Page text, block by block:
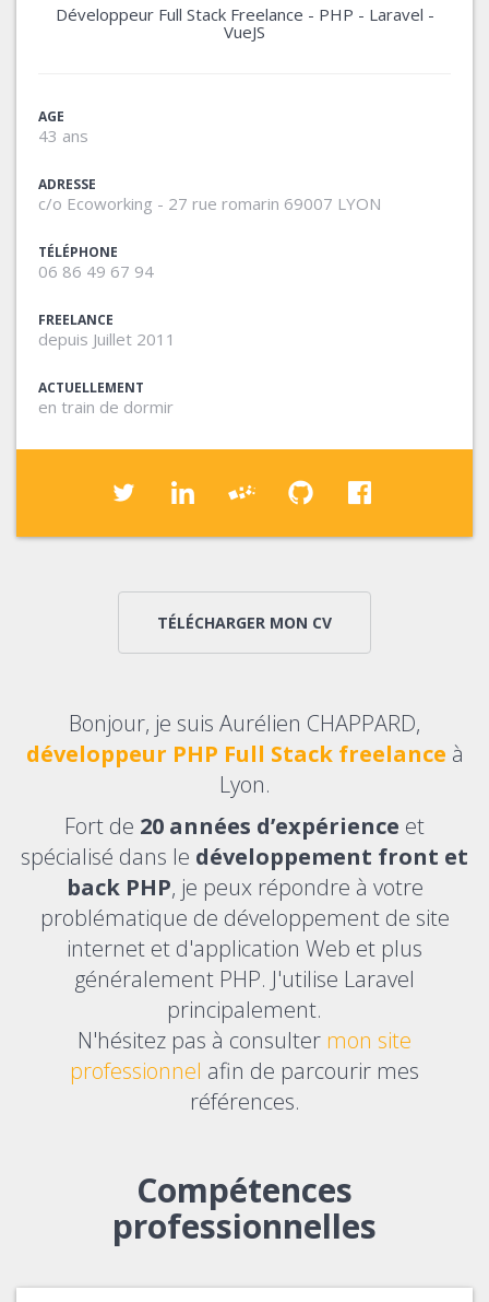
Développeur Full Stack Freelance - PHP - Laravel -
VueJS
AGE
43 ans
ADRESSE
c/o Ecoworking - 27 rue romarin 69007 LYON
TÉLÉPHONE
06 86 49 67 94
FREELANCE
depuis Juillet 2011
ACTUELLEMENT
en train de dormir
Mon
Twitter
@achappard
Mon
LinkedIn:
Mon
professionnel
Deefuse
Mon
Github
@achappard
Mon
TÉLÉCHARGER MON CV
Bonjour, je suis Aurélien CHAPPARD,
développeur PHP Full Stack freelance à
Lyon.
Fort de 20 années d’expérience et
spécialisé dans le développement front et
back PHP, je peux répondre à votre
problématique de développement de site
internet et d'application Web et plus
généralement PHP. J'utilise Laravel
principalement.
N'hésitez pas à consulter mon site
professionnel afin de parcourir mes
références.
Compétences
professionnelles